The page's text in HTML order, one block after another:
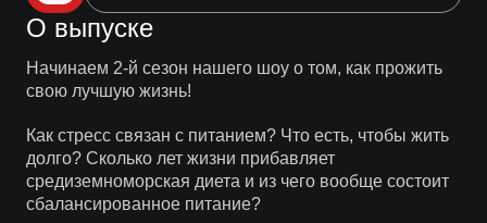
О выпуске
Начинаем 2-й сезон нашего шоу о том, как прожить
свою лучшую жизнь!
Как стресс связан с питанием? Что есть, чтобы жить
долго? Сколько лет жизни прибавляет
средиземноморская диета и из чего вообще состоит
сбалансированное питание?